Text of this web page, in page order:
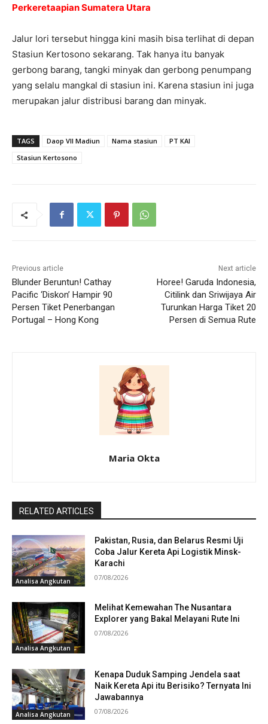
Perkeretaapian Sumatera Utara
Jalur lori tersebut hingga kini masih bisa terlihat di depan
Stasiun Kertosono sekarang. Tak hanya itu banyak
gerbong barang, tangki minyak dan gerbong penumpang
yang selalu mangkal di stasiun ini. Karena stasiun ini juga
merupakan jalur distribusi barang dan minyak.
TAGS Daop VII Madiun Nama stasiun
PT KAI
Stasiun Kertosono
Previous article
Blunder Beruntun! Cathay
Pacific ‘Diskon’ Hampir 90
Persen Tiket Penerbangan
Portugal – Hong Kong
Next article
Horee! Garuda Indonesia,
Citilink dan Sriwijaya Air
Turunkan Harga Tiket 20
Persen di Semua Rute
Maria Okta
RELATED ARTICLES
Analisa Angkutan
Pakistan, Rusia, dan Belarus Resmi Uji
Coba Jalur Kereta Api Logistik Minsk-
Karachi
07/08/2026
Analisa Angkutan
Melihat Kemewahan The Nusantara
Explorer yang Bakal Melayani Rute Ini
07/08/2026
Analisa Angkutan
Kenapa Duduk Samping Jendela saat
Naik Kereta Api itu Berisiko? Ternyata Ini
Jawabannya
07/08/2026